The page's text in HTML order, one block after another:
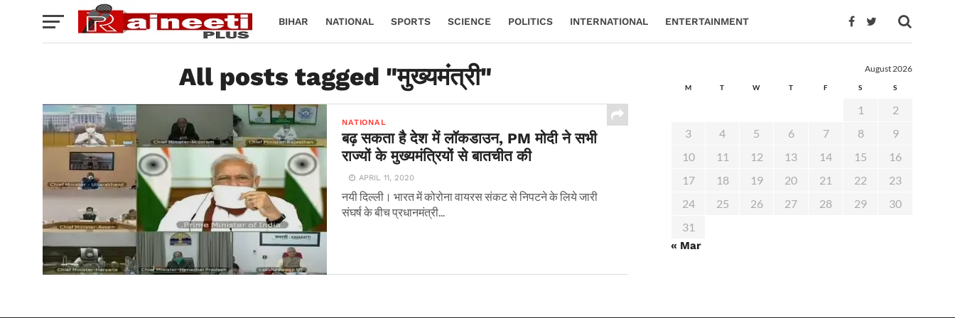
BIHAR NATIONAL SPORTS SCIENCE POLITICS INTERNATIONAL ENTERTAINMENT
All posts tagged "मुख्यमंत्री"
NATIONAL
बढ़ सकता है देश में लॉकडाउन, PM मोदी ने सभी
राज्यों के मुख्यमंत्रियों से बातचीत की
APRIL 11, 2020
नयी दिल्ली। भारत में कोरोना वायरस संकट से निपटने के लिये जारी
संघर्ष के बीच प्रधानमंत्री...
August 2026
M T W T F S S
1
2
3
4 5 6 7 8
9
10
11 12 13 14 15
16
17
18 19 20 21 22
23
24
25 26 27 28 29
30
31
« Mar